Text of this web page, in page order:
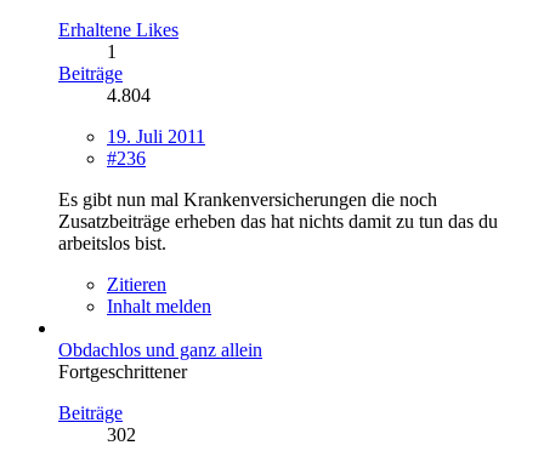
Erhaltene Likes
1
Beiträge
4.804
19. Juli 2011
#236
Es gibt nun mal Krankenversicherungen die noch
Zusatzbeiträge erheben das hat nichts damit zu tun das du
arbeitslos bist.
Zitieren
Inhalt melden
Obdachlos und ganz allein
Fortgeschrittener
Beiträge
302